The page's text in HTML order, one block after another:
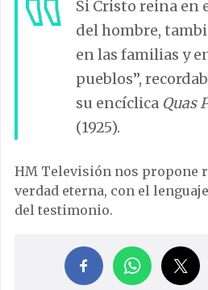
Si Cristo reina en
del hombre,
en las familias y
pueblos”,
su encíclica Quas
(1925).
HM Televisión nos propone
verdad eterna, con el
del testimonio.